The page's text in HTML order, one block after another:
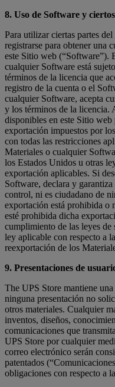
8. Uso de Software y
Para utilizar ciertas partes
registrarse para obtener una
este Sitio web (“Software”).
cualquier Software está
términos de la licencia que
registro de la cuenta o el
cualquier Software, acepta
y los términos de la licencia.
disponibles en este Sitio web
exportación impuestos por
con todas las restricciones
Materiales o cualquier
los Estados Unidos u otras
exportación aplicables. Si
Software, declara y
control, ni es ciudadano de
exportación está prohibida o
esté prohibida dicha
cumplimiento de las leyes
ley aplicable con respecto a
reexportación de los
9. Presentaciones de
The UPS Store mantiene
ninguna presentación no
otros materiales. Cualquier
inventos, diseños,
comunicaciones que
UPS Store por cualquier
correo electrónico serán
patentados
obligaciones con respecto a